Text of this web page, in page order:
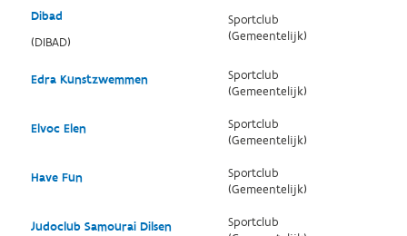
Dibad
(DIBAD)
Sportclub
(Gemeentelijk)
Edra Kunstzwemmen
Sportclub
(Gemeentelijk)
Elvoc Elen
Sportclub
(Gemeentelijk)
Have Fun
Sportclub
(Gemeentelijk)
Judoclub Samourai Dilsen
Sportclub